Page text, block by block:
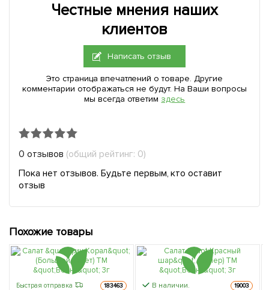
Честные мнения наших
клиентов
Написать отзыв
Это страница впечатлений о товаре. Другие
комментарии отображаться не будут. На Ваши вопросы
мы всегда ответим здесь
0 отзывов (общий рейтинг: 0)
Пока нет отзывов. Будьте первым, кто оставит
отзыв
Похожие товары
Быстрая отправка 183463 В наличии. 19003